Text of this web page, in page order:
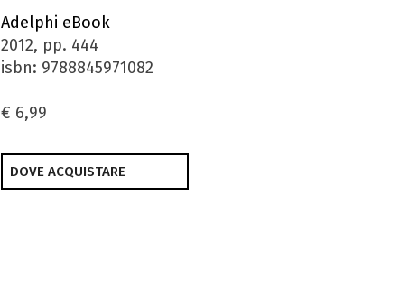
Adelphi eBook
2012, pp. 444
isbn: 9788845971082
€ 6,99
DOVE ACQUISTARE